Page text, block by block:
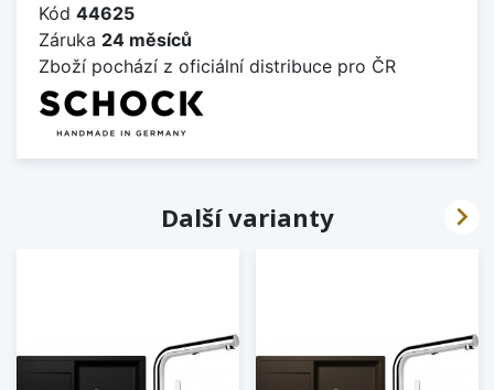
Kód 44625
Záruka 24 měsíců
Zboží pochází z oficiální distribuce pro ČR
Další varianty 